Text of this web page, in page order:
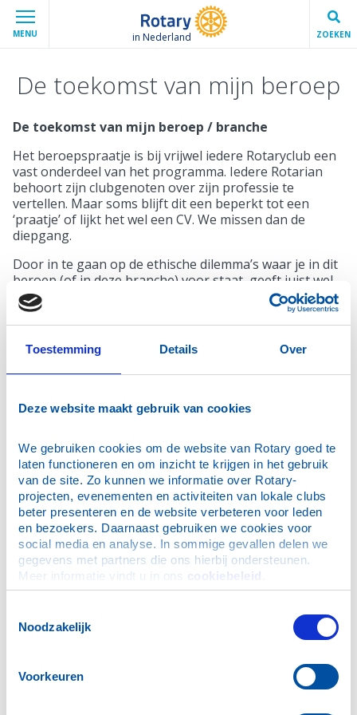
Toestemming Details Over
Deze website maakt gebruik van cookies
We gebruiken cookies om de website van Rotary goed te
laten functioneren en om inzicht te krijgen in het gebruik
van de site. Zo kunnen we informatie over Rotary-
projecten, evenementen en activiteiten van lokale clubs
beter presenteren en de website verbeteren voor leden
en bezoekers. Daarnaast gebruiken we cookies voor
social media en analyse. In sommige gevallen delen we
gegevens met partners die ons hierbij ondersteunen.
Meer informatie vindt u in ons cookiebeleid
Noodzakelijk
Voorkeuren
MENU in Nederland ZOEKEN
De toekomst van mijn beroep
De toekomst van mijn beroep / branche
Het beroepspraatje is bij vrijwel iedere Rotaryclub een
vast onderdeel van het programma. Iedere Rotarian
behoort zijn clubgenoten over zijn professie te
vertellen. Maar soms blijft dit een beperkt tot een
‘praatje’ of lijkt het wel een CV. We missen dan de
diepgang.
Door in te gaan op de ethische dilemma’s waar je in dit
beroep (of in deze branche) voor staat, geeft juist wel
die diepgang. Daarmee krijgen de mede-Rotarians een
beter inzicht.
De gewenste diepgang wordt ook gegeven door in te
gaan op de toekomst. Niet alleen te vertellen over de
huidige beroepspraktijk, maar hoe gaat de toekomst
Een mooie vocational invulling van de clubbijeenkomst
verschillende beroepen / branches.
Het clublid schets over zijn beroep/branche:
· Welke ontwikkelingen worden verwacht
Voor welke uitdagingen staat men (of komt men
straks te staan)
·
Welke mogelijkheden zijn er om hier op in te
spelen
·
Wat daarvoor nodig zal zijn
voorhanden lijkt)
·
Wat de beste oplossing/optie voor de toekomst
Deze schets geeft vast aanleiding voor discussie tussen